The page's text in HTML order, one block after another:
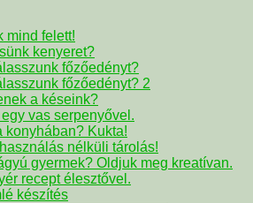
mind felett!
kenyeret?
főzőedényt?
főzőedényt? 2
a késeink?
vas serpenyővel.
konyhában? Kukta!
nélküli tárolás!
gyermek? Oldjuk meg kreatívan.
recept élesztővel.
készítés